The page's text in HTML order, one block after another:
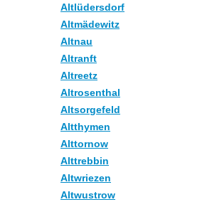
Altlüdersdorf
Altmädewitz
Altnau
Altranft
Altreetz
Altrosenthal
Altsorgefeld
Altthymen
Alttornow
Alttrebbin
Altwriezen
Altwustrow